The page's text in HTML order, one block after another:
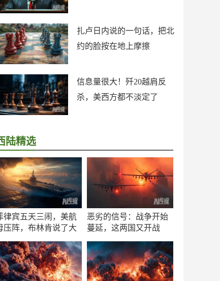
扎卢日内说的一句话，把北
约的脸按在地上摩擦
信息量很大！歼20越肩反
杀，美西方都不淡定了
陆精选
律宾五天三闹，美航
压阵，布林肯说了大
恶劣的信号：战争开始
蔓延，这两国又开战